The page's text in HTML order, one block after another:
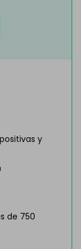
y
de 750